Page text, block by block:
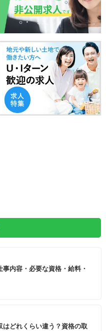
内容・必要な資格・給料・
はどれくらい違う？資格の取